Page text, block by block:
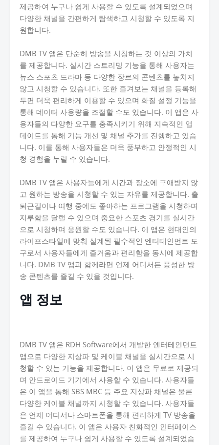
제공하여 누구나 쉽게 사용할 수 있도록 설계되었으며
다양한 채널을 간편하게 탐색하고 시청할 수 있도록 지
원합니다.
DMB TV 앱은 단순히 방송을 시청하는 것 이상의 가치
를 제공합니다. 실시간 스트리밍 기능을 통해 사용자는
뉴스 스포츠 드라마 등 다양한 장르의 콘텐츠를 놓치지
않고 시청할 수 있습니다. 또한 즐겨보는 채널을 등록해
두면 더욱 편리하게 이용할 수 있으며 화질 설정 기능을
통해 데이터 사용량을 조절할 수도 있습니다. 이 앱은 사
용자들의 다양한 요구를 충족시키기 위해 지속적인 업
데이트를 통해 기능 개선 및 채널 추가를 진행하고 있습
니다. 이를 통해 사용자들은 더욱 풍부하고 안정적인 시
청 경험을 누릴 수 있습니다.
DMB TV 앱은 사용자들에게 시간과 장소에 구애받지 않
고 원하는 방송을 시청할 수 있는 자유를 제공합니다. 출
퇴근길이나 여행 중에도 좋아하는 프로그램을 시청하며
지루함을 달랠 수 있으며 중요한 스포츠 경기를 실시간
으로 시청하며 응원할 수도 있습니다. 이 앱은 현대인의
라이프스타일에 맞춰 설계된 필수적인 엔터테인먼트 도
구로서 사용자들에게 즐거움과 편리함을 동시에 제공합
니다. DMB TV 앱과 함께라면 언제 어디서든 풍성한 방
송 콘텐츠를 즐길 수 있을 것입니다.
앱 정보
DMB TV 앱은 RDH Software에서 개발한 엔터테인먼트
앱으로 다양한 지상파 및 케이블 채널을 실시간으로 시
청할 수 있는 기능을 제공합니다. 이 앱은 무료로 제공되
며 안드로이드 기기에서 사용할 수 있습니다. 사용자들
은 이 앱을 통해 SBS MBC 등 주요 지상파 채널은 물론
다양한 케이블 채널까지 시청할 수 있습니다. 사용자들
은 언제 어디서나 스마트폰을 통해 편리하게 TV 방송을
즐길 수 있습니다. 이 앱은 사용자 친화적인 인터페이스
를 제공하여 누구나 쉽게 사용할 수 있도록 설계되었습